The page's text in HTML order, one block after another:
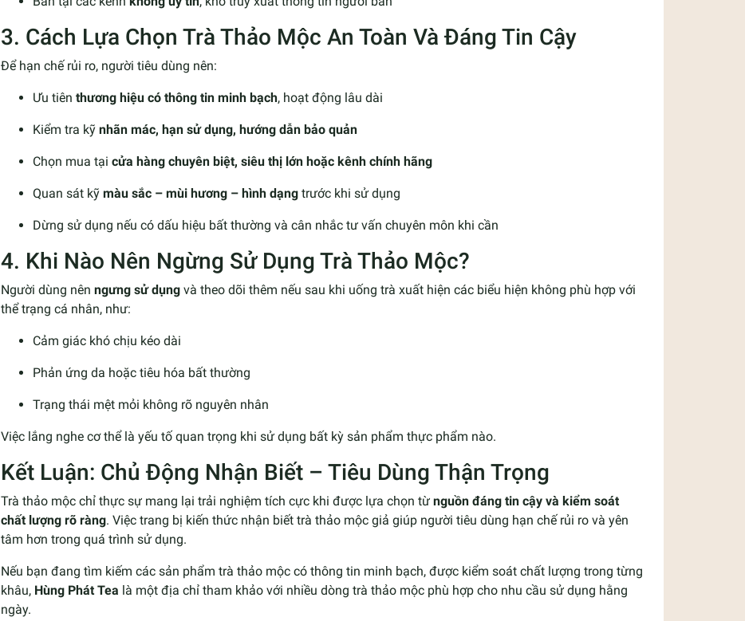
3. Cách Lựa Chọn Trà Thảo Mộc An Toàn Và Đáng Tin Cậy
Để hạn chế rủi ro, người tiêu dùng nên:
Ưu tiên thương hiệu có thông tin minh bạch, hoạt động lâu dài
Kiểm tra kỹ nhãn mác, hạn sử dụng, hướng dẫn bảo quản
Chọn mua tại cửa hàng chuyên biệt, siêu thị lớn hoặc kênh chính hãng
Quan sát kỹ màu sắc – mùi hương – hình dạng trước khi sử dụng
Dừng sử dụng nếu có dấu hiệu bất thường và cân nhắc tư vấn chuyên môn khi cần
4. Khi Nào Nên Ngừng Sử Dụng Trà Thảo Mộc?
Người dùng nên ngưng sử dụng và theo dõi thêm nếu sau khi uống trà xuất hiện các biểu hiện không phù hợp với
thể trạng cá nhân, như:
Cảm giác khó chịu kéo dài
Phản ứng da hoặc tiêu hóa bất thường
Trạng thái mệt mỏi không rõ nguyên nhân
Việc lắng nghe cơ thể là yếu tố quan trọng khi sử dụng bất kỳ sản phẩm thực phẩm nào.
Kết Luận: Chủ Động Nhận Biết – Tiêu Dùng Thận Trọng
Trà thảo mộc chỉ thực sự mang lại trải nghiệm tích cực khi được lựa chọn từ nguồn đáng tin cậy và kiểm soát
chất lượng rõ ràng. Việc trang bị kiến thức nhận biết trà thảo mộc giả giúp người tiêu dùng hạn chế rủi ro và yên
tâm hơn trong quá trình sử dụng.
Nếu bạn đang tìm kiếm các sản phẩm trà thảo mộc có thông tin minh bạch, được kiểm soát chất lượng trong từng
khâu, Hùng Phát Tea là một địa chỉ tham khảo với nhiều dòng trà thảo mộc phù hợp cho nhu cầu sử dụng hằng
ngày.